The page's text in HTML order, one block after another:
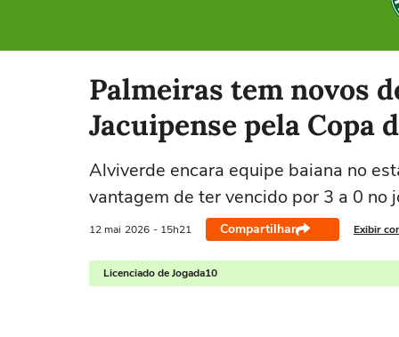
Selecione o time para ver as notícias
Palmeiras tem novos
Jacuipense pela Copa
Alviverde encara equipe baiana no
vantagem de ter vencido por 3 a 0 no
12 mai 2026 - 15h21 Compartilhar Exibir
Licenciado de Jogada10